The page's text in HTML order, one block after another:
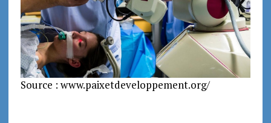
Source : www.paixetdeveloppement.org/